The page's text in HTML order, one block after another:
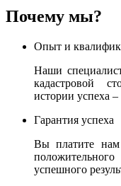
Почему мы?
Опыт и
Наши
кадастровой
истории успеха –
Гарантия успеха
Вы платите
успешного